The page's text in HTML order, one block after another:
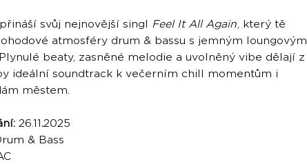
svůj nejnovější singl Feel It All Again, který tě
atmosféry drum & bassu s jemným loungovým
beaty, zasněné melodie a uvolněný vibe dělají z
ideální soundtrack k večerním chill momentům i
městem.
26.11.2025
& Bass